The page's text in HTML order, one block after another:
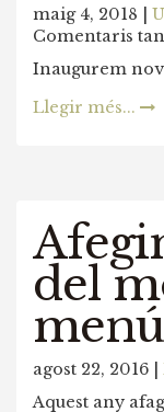
maig 4, 2018 |
Comentaris
Inaugurem
Llegir més...
del
menú
agost 22, 2016 |
Aquest any